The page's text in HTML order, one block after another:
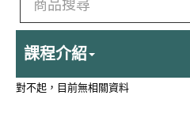
課程介紹
對不起，目前無相關資料